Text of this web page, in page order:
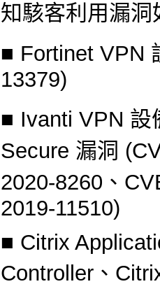
知駭客利用漏洞
■ Fortinet VPN
13379)
■ Ivanti VPN 設
Secure 漏洞
2020-8260、
2019-11510)
■ Citrix
Controller、